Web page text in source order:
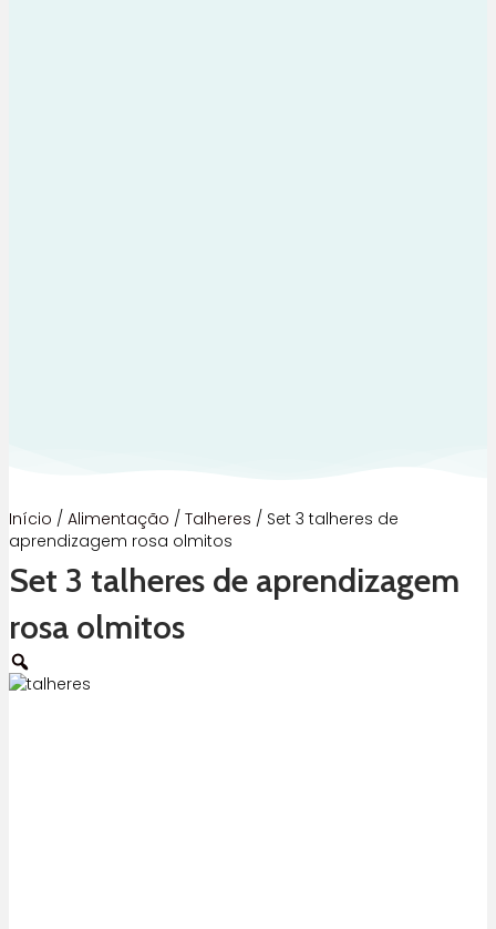
Início / Alimentação / Talheres / Set 3 talheres de
aprendizagem rosa olmitos
Set 3 talheres de aprendizagem
rosa olmitos